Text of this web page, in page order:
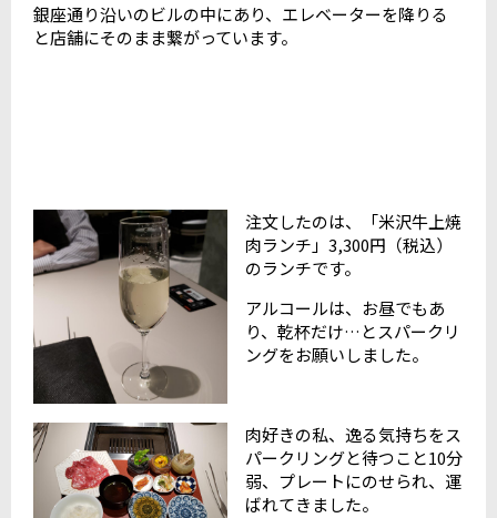
銀座通り沿いのビルの中にあり、エレベーターを降りる
と店舗にそのまま繋がっています。
注文したのは、「米沢牛上焼
肉ランチ」3,300円（税込）
のランチです。
アルコールは、お昼でもあ
り、乾杯だけ…とスパークリ
ングをお願いしました。
肉好きの私、逸る気持ちをス
パークリングと待つこと10分
弱、プレートにのせられ、運
ばれてきました。